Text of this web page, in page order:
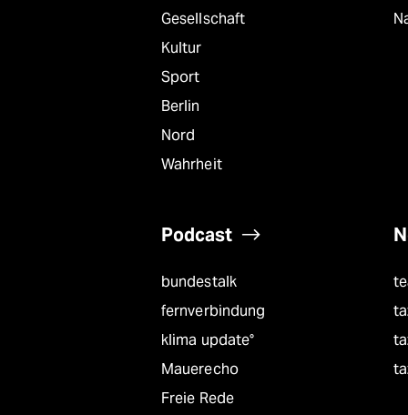
Gesellschaft
Kultur
Sport
Berlin
Nord
Wahrheit
Podcast
bundestalk
fernverbindung
klima update°
Mauerecho
Freie Rede